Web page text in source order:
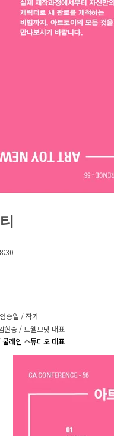
승일 / 작가
현승 / 트웰브닷 대표
레인 스튜디오 대표